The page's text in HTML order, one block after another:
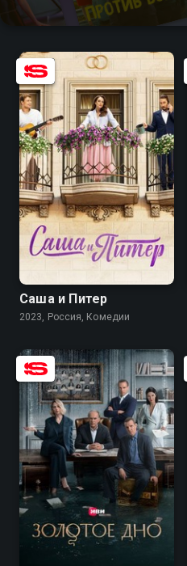
7.8 8.5
Саша и Питер
2023, Россия, Комедии
7.3